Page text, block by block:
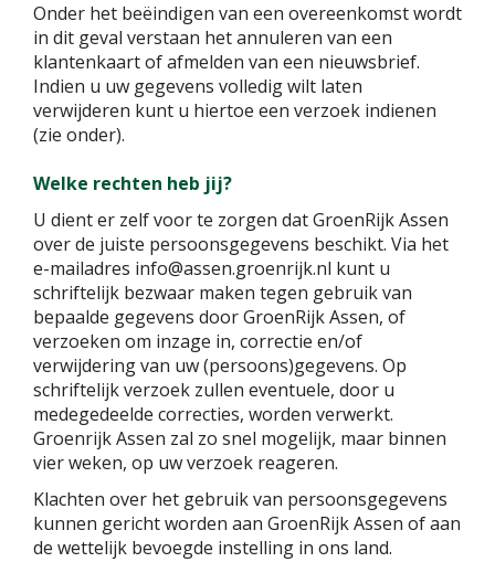
Onder het beëindigen van een overeenkomst wordt
in dit geval verstaan het annuleren van een
klantenkaart of afmelden van een nieuwsbrief.
Indien u uw gegevens volledig wilt laten
verwijderen kunt u hiertoe een verzoek indienen
(zie onder).
Welke rechten heb jij?
U dient er zelf voor te zorgen dat GroenRijk Assen
over de juiste persoonsgegevens beschikt. Via het
e-mailadres info@assen.groenrijk.nl kunt u
schriftelijk bezwaar maken tegen gebruik van
bepaalde gegevens door GroenRijk Assen, of
verzoeken om inzage in, correctie en/of
verwijdering van uw (persoons)gegevens. Op
schriftelijk verzoek zullen eventuele, door u
medegedeelde correcties, worden verwerkt.
Groenrijk Assen zal zo snel mogelijk, maar binnen
vier weken, op uw verzoek reageren.
Klachten over het gebruik van persoonsgegevens
kunnen gericht worden aan GroenRijk Assen of aan
de wettelijk bevoegde instelling in ons land.